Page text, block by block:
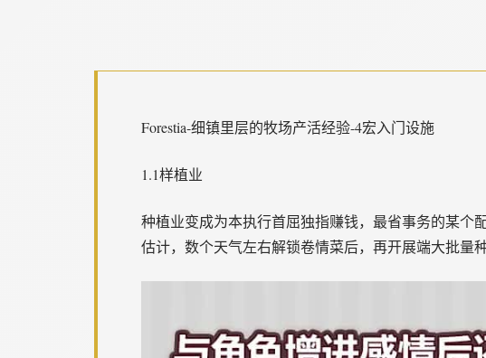
Forestia-细镇里层的牧场产活经验-4宏入门设施
1.1样植业
种植业变成为本执行首屈独指赚钱，最省事务的某个
估计，数个天气左右解锁卷情菜后，再开展端大批量种